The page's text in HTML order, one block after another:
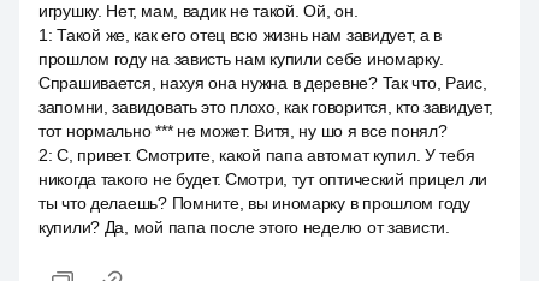
игрушку. Нет, мам, вадик не такой. Ой, он.
1 :Такой же, как его отец всю жизнь нам завидует, а в
прошлом году на зависть нам купили себе иномарку.
Спрашивается, нахуя она нужна в деревне? Так что, Раис,
запомни, завидовать это плохо, как говорится, кто завидует,
тот нормально *** не может. Витя, ну шо я все понял?
2:С, привет. Смотрите, какой папа автомат купил. У тебя
никогда такого не будет. Смотри, тут оптический прицел ли
ты что делаешь? Помните, вы иномарку в прошлом году
купили? Да, мой папа после этого неделю от зависти.